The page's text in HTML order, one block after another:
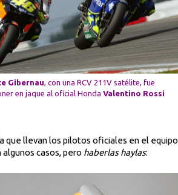
Gibernau, con una RCV 211V satélite, fue
en jaque al oficial Honda Valentino Rossi
que llevan los pilotos oficiales en el equipo
casos, pero haberlas haylas: